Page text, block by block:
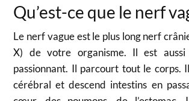
Qu’est-ce que le nerf
Le nerf vague est le plus long nerf
X) de votre organisme. Il est aussi
passionnant. Il parcourt tout le
cérébral et descend intestins en